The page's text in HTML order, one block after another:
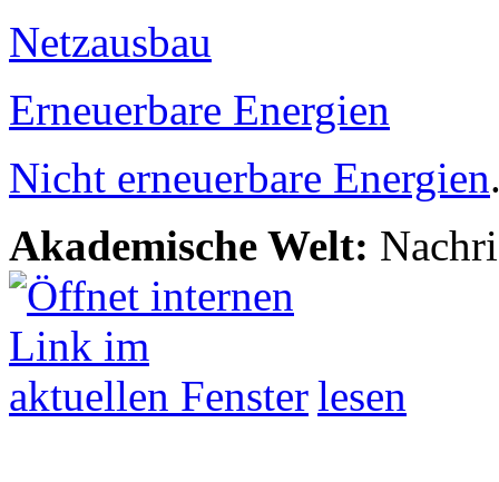
Netzausbau
Erneuerbare Energien
Nicht erneuerbare Energien
Akademische Welt:
lesen